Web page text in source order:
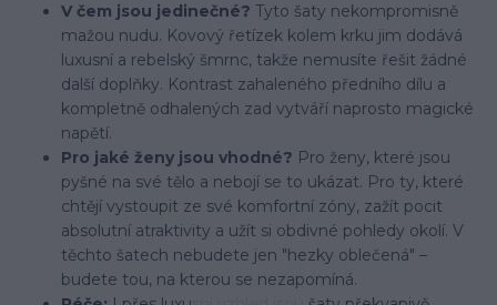
V čem jsou jedinečné? Tyto šaty nekompromisně
mažou nudu. Kovový řetízek kolem krku jim dodává
luxusní a rebelský šmrnc, takže nemusíte řešit žádné
další doplňky. Kontrast zahaleného předního dílu a
kompletně odhalených zad vytváří naprosto magické
napětí.
Pro jaké ženy jsou vhodné? Pro ženy, které jsou
pyšné na své tělo a nebojí se to ukázat. Pro ty, které
chtějí vystoupit ze své komfortní zóny, zažít pocit
absolutní atraktivity a užít si obdivné pohledy okolí. V
těchto šatech nebudete jen "hezky oblečená" –
budete tou, na kterou se nezapomíná.